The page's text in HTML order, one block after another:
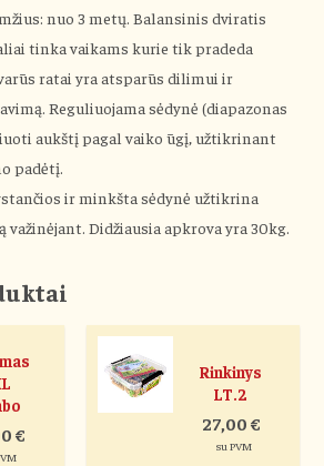
nuo 3 metų. Balansinis dviratis
tinka vaikams kurie tik pradeda
ratai yra atsparūs dilimui ir
Reguliuojama sėdynė (diapazonas
aukštį pagal vaiko ūgį, užtikrinant
padėtį.
ir minkšta sėdynė užtikrina
važinėjant. Didžiausia apkrova yra 30kg.
€
Rinkinys
LT.2
27,00 €
su PVM